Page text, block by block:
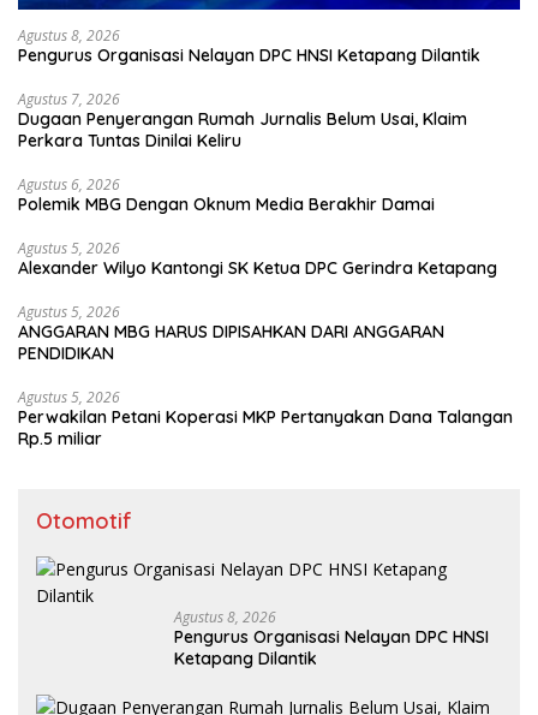
Agustus 8, 2026
Pengurus Organisasi Nelayan DPC HNSI Ketapang Dilantik
Agustus 7, 2026
Dugaan Penyerangan Rumah Jurnalis Belum Usai, Klaim
Perkara Tuntas Dinilai Keliru
Agustus 6, 2026
Polemik MBG Dengan Oknum Media Berakhir Damai
Agustus 5, 2026
Alexander Wilyo Kantongi SK Ketua DPC Gerindra Ketapang
Agustus 5, 2026
ANGGARAN MBG HARUS DIPISAHKAN DARI ANGGARAN
PENDIDIKAN
Agustus 5, 2026
Perwakilan Petani Koperasi MKP Pertanyakan Dana Talangan
Rp.5 miliar
Otomotif
Agustus 8, 2026
Pengurus Organisasi Nelayan DPC HNSI
Ketapang Dilantik